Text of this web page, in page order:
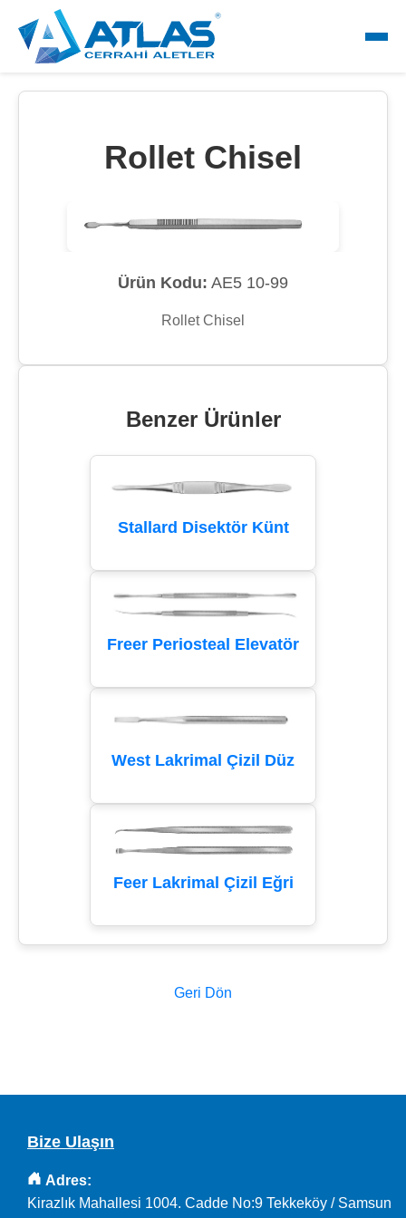
Rollet Chisel
Ürün Kodu: AE5 10-99
Rollet Chisel
Benzer Ürünler
Stallard Disektör Künt
Freer Periosteal Elevatör
West Lakrimal Çizil Düz
Feer Lakrimal Çizil Eğri
Geri Dön
Bize Ulaşın
Adres:
Kirazlık Mahallesi 1004. Cadde No:9 Tekkeköy / Samsun